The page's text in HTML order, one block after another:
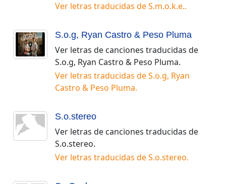
Ver letras traducidas deS.m.o.k.e..
S.o.g, Ryan Castro & Peso Pluma
Ver letras de canciones traducidas de
S.o.g, Ryan Castro & Peso Pluma.
Ver letras traducidas deS.o.g, Ryan
Castro & Peso Pluma.
S.o.stereo
Ver letras de canciones traducidas de
S.o.stereo.
Ver letras traducidas deS.o.stereo.